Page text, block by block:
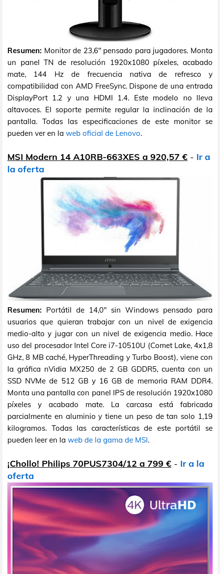
Resumen: Monitor de 23,6" pensado para jugadores. Monta
un panel TN de resolución 1920x1080 píxeles, acabado
mate, 144 Hz de frecuencia nativa de refresco y
compatibilidad con AMD FreeSync. Dispone de una entrada
DisplayPort 1.2 y una HDMI 1.4. Este modelo no lleva
altavoces. El soporte permite regular la inclinación de la
pantalla. Todas las especificaciones de este monitor se
pueden ver en la web oficial de Lenovo.
MSI Modern 14 A10RB-663XES a 920,57 € - Ir a
la oferta
Resumen: Portátil de 14,0" sin Windows pensado para
usuarios que quieran trabajar con un nivel de exigencia
medio-alto y jugar con un nivel de exigencia medio. Hace
uso del procesador Intel Core i7-10510U (Comet Lake, 4x1,8
GHz, 8 MB caché, HyperThreading y Turbo Boost), viene con
la gráfica nVidia MX250 de 2 GB GDDR5, cuenta con un
SSD NVMe de 512 GB y 16 GB de memoria RAM DDR4.
Monta una pantalla con panel IPS de resolución 1920x1080
píxeles y acabado mate. La carcasa está fabricada
parcialmente en aluminio y tiene un peso de tan solo 1,19
kilogramos. Todas las características de este portátil se
pueden leer en la web de la gama de MSI.
¡Chollo! Philips 70PUS7304/12 a 799 € - Ir a la
oferta